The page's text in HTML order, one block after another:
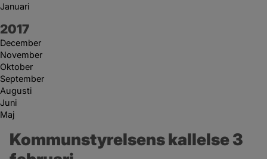
Januari
År:
2017
December
November
Oktober
September
Augusti
Juni
Maj
Kommunstyrelsens kallelse 3